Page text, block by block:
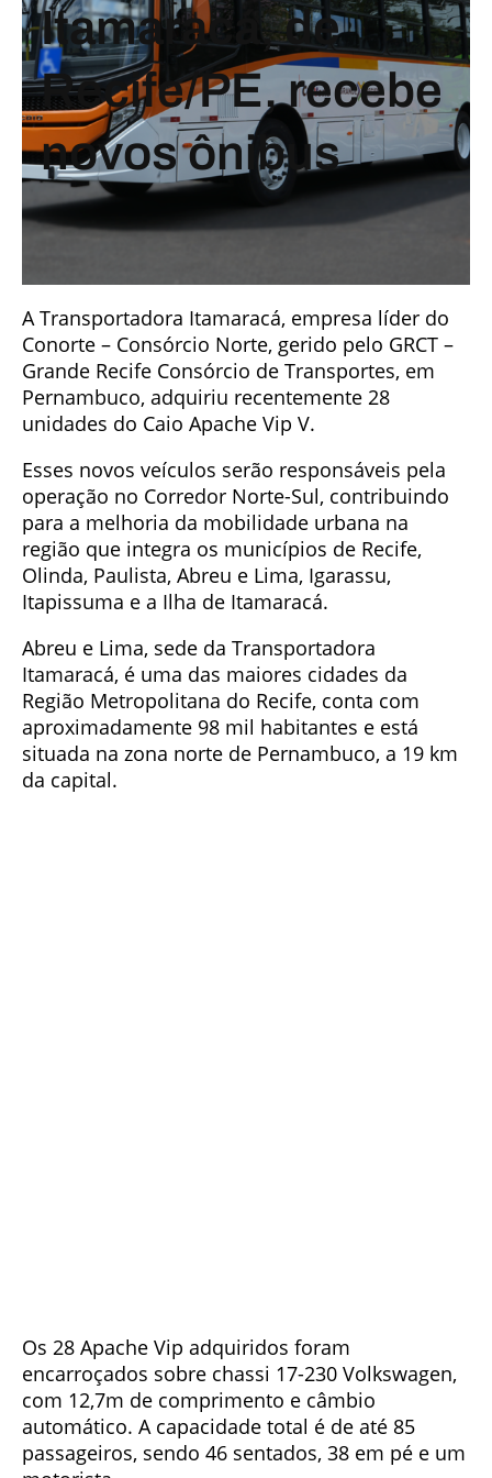
Itamaracá, de
Recife/PE, recebe
novos ônibus
A Transportadora Itamaracá, empresa líder do
Conorte – Consórcio Norte, gerido pelo GRCT –
Grande Recife Consórcio de Transportes, em
Pernambuco, adquiriu recentemente 28
unidades do Caio Apache Vip V.
Esses novos veículos serão responsáveis pela
operação no Corredor Norte-Sul, contribuindo
para a melhoria da mobilidade urbana na
região que integra os municípios de Recife,
Olinda, Paulista, Abreu e Lima, Igarassu,
Itapissuma e a Ilha de Itamaracá.
Abreu e Lima, sede da Transportadora
Itamaracá, é uma das maiores cidades da
Região Metropolitana do Recife, conta com
aproximadamente 98 mil habitantes e está
situada na zona norte de Pernambuco, a 19 km
da capital.
Os 28 Apache Vip adquiridos foram
encarroçados sobre chassi 17-230 Volkswagen,
com 12,7m de comprimento e câmbio
automático. A capacidade total é de até 85
passageiros, sendo 46 sentados, 38 em pé e um